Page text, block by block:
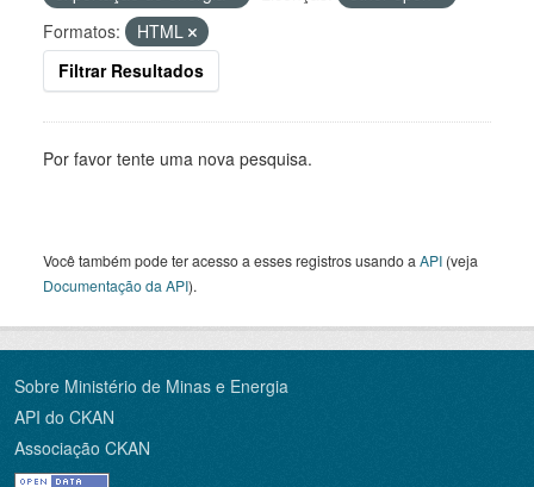
Formatos:
HTML
Filtrar Resultados
Por favor tente uma nova pesquisa.
Você também pode ter acesso a esses registros usando a API (veja
Documentação da API).
Sobre Ministério de Minas e Energia
API do CKAN
Associação CKAN